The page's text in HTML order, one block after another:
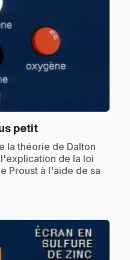
petit.
la théorie de Dalton
de la loi
Proust à l'aide de sa